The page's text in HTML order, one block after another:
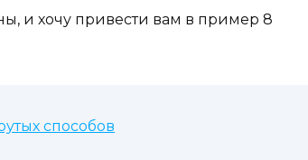
и хочу привести вам в пример 8
способов